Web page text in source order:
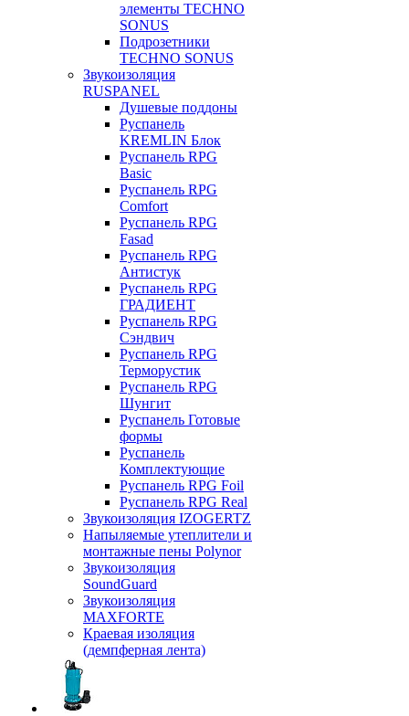
элементы TECHNO
SONUS
Подрозетники
TECHNO SONUS
Звукоизоляция
RUSPANEL
Душевые поддоны
Руспанель
KREMLIN Блок
Руспанель RPG
Basic
Руспанель RPG
Comfort
Руспанель RPG
Fasad
Руспанель RPG
Антистук
Руспанель RPG
ГРАДИЕНТ
Руспанель RPG
Сэндвич
Руспанель RPG
Терморустик
Руспанель RPG
Шунгит
Руспанель Готовые
формы
Руспанель
Комплектующие
Руспанель RPG Foil
Руспанель RPG Real
Звукоизоляция IZOGERTZ
Напыляемые утеплители и
монтажные пены Polynor
Звукоизоляция
SoundGuard
Звукоизоляция
MAXFORTE
Краевая изоляция
(демпферная лента)